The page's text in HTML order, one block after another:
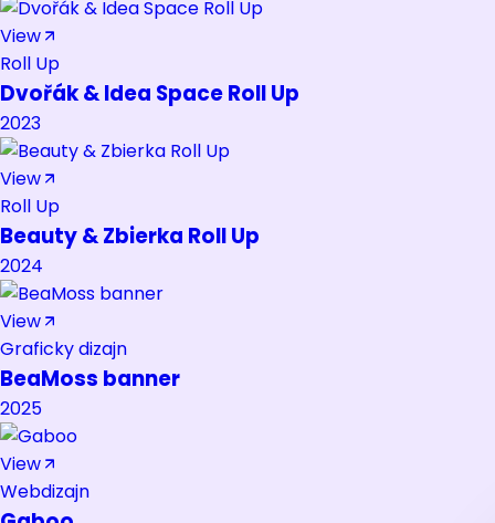
View
Roll Up
Dvořák & Idea Space Roll Up
2023
View
Roll Up
Beauty & Zbierka Roll Up
2024
View
Graficky dizajn
BeaMoss banner
2025
View
Webdizajn